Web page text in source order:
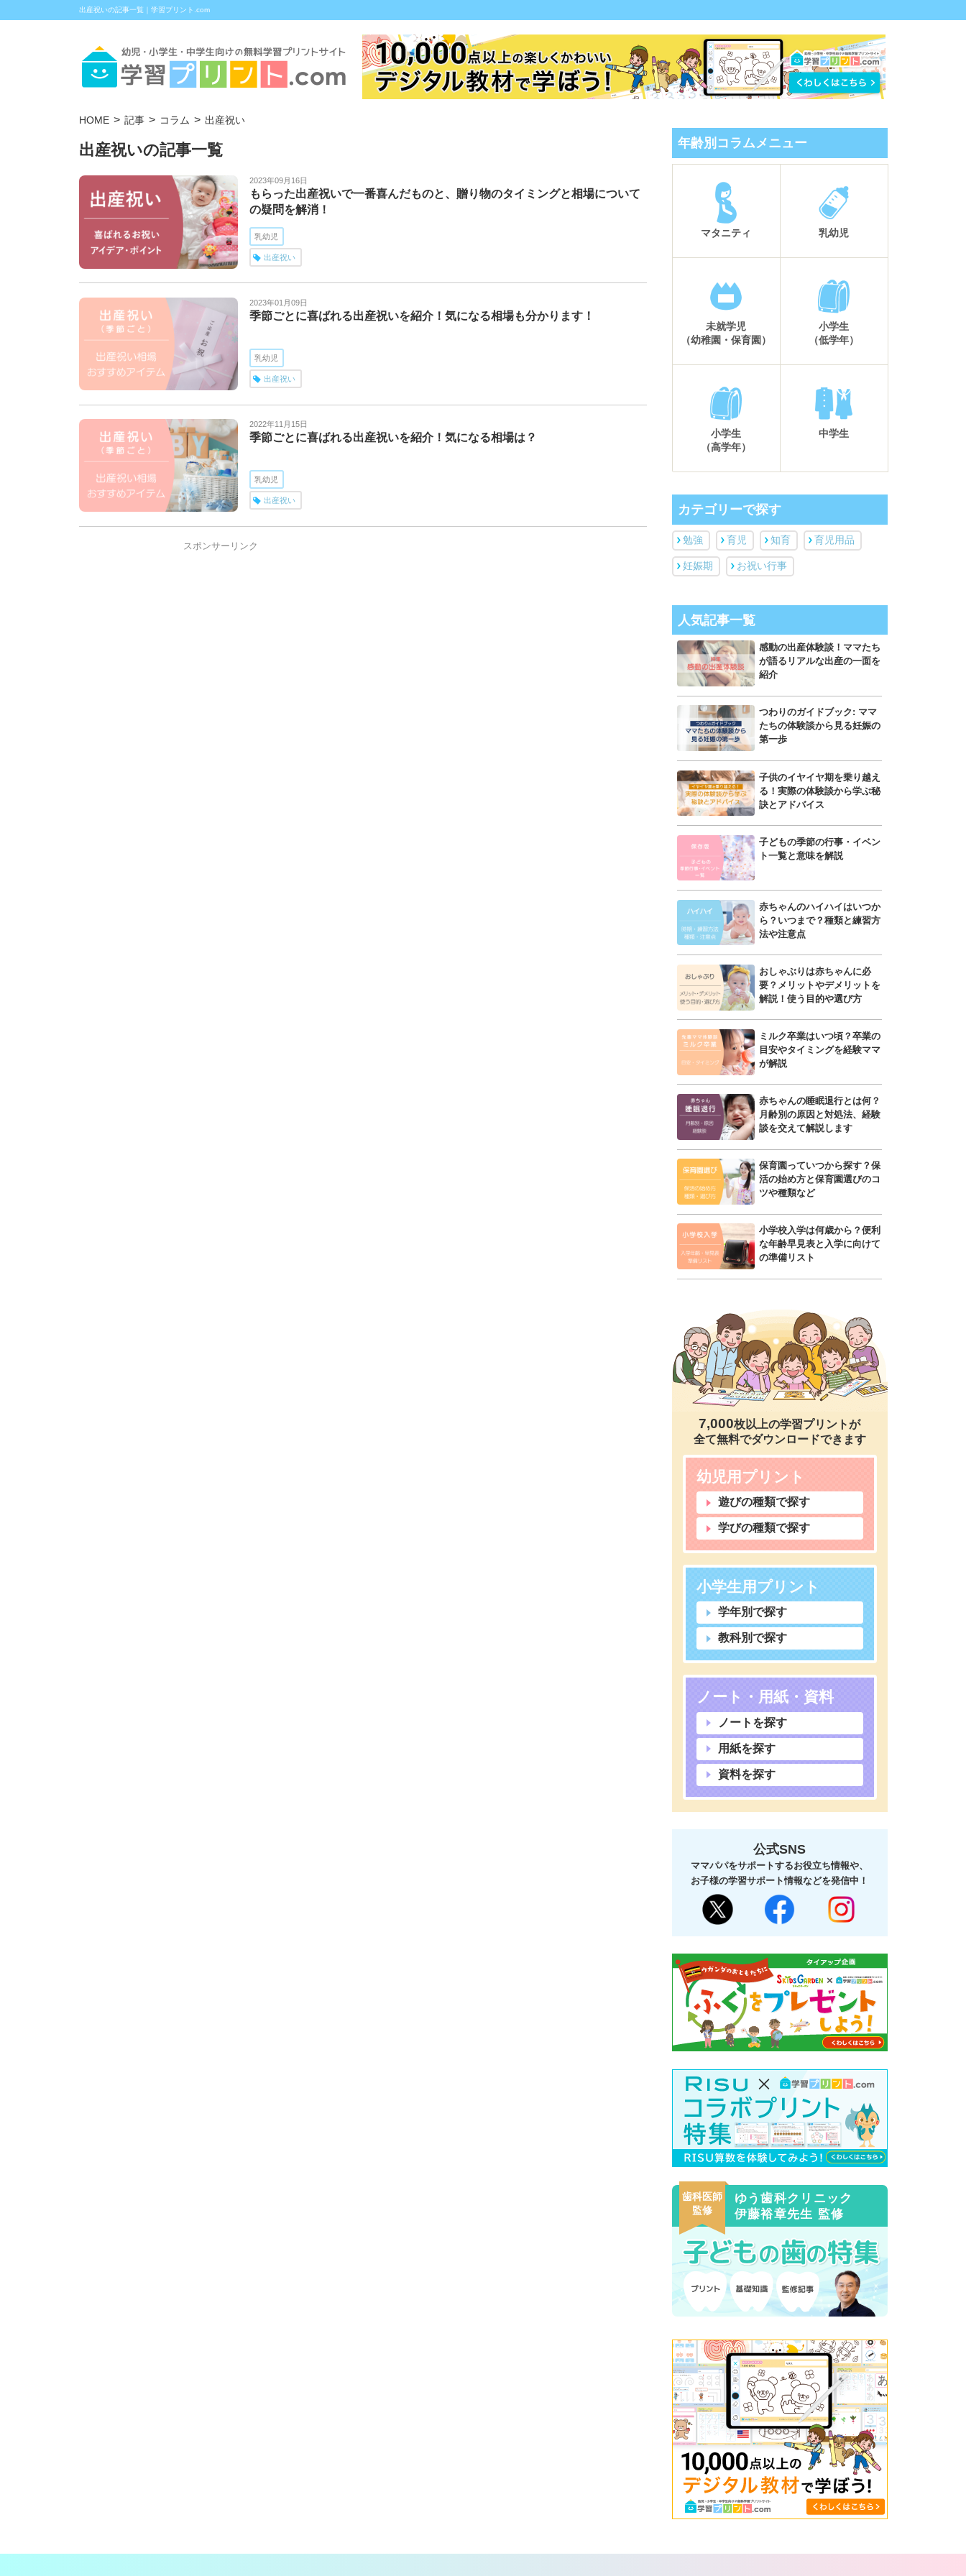
出産祝いの記事一覧｜学習プリント.com
HOME 記事 コラム 出産祝い
出産祝いの記事一覧
2023年09月16日
もらった出産祝いで一番喜んだものと、贈り物のタイミングと相場について
の疑問を解消！
乳幼児
出産祝い
2023年01月09日
季節ごとに喜ばれる出産祝いを紹介！気になる相場も分かります！
乳幼児
出産祝い
2022年11月15日
季節ごとに喜ばれる出産祝いを紹介！気になる相場は？
乳幼児
出産祝い
スポンサーリンク
年齢別コラムメニュー
マタニティ 乳幼児
未就学児
（幼稚園・保育園）
小学生
（低学年）
小学生
（高学年）
中学生
カテゴリーで探す
勉強 育児 知育 育児用品
妊娠期 お祝い行事
人気記事一覧
感動の出産体験談！ママたち
が語るリアルな出産の一面を
紹介
つわりのガイドブック: ママ
たちの体験談から見る妊娠の
第一歩
子供のイヤイヤ期を乗り越え
る！実際の体験談から学ぶ秘
訣とアドバイス
子どもの季節の行事・イベン
ト一覧と意味を解説
赤ちゃんのハイハイはいつか
ら？いつまで？種類と練習方
法や注意点
おしゃぶりは赤ちゃんに必
要？メリットやデメリットを
解説！使う目的や選び方
ミルク卒業はいつ頃？卒業の
目安やタイミングを経験ママ
が解説
赤ちゃんの睡眠退行とは何？
月齢別の原因と対処法、経験
談を交えて解説します
保育園っていつから探す？保
活の始め方と保育園選びのコ
ツや種類など
小学校入学は何歳から？便利
な年齢早見表と入学に向けて
の準備リスト
7,000枚以上の学習プリントが
全て無料でダウンロードできます
幼児用プリント
遊びの種類で探す
学びの種類で探す
小学生用プリント
学年別で探す
教科別で探す
ノート・用紙・資料
ノートを探す
用紙を探す
資料を探す
公式SNS
ママパパをサポートするお役立ち情報や、
お子様の学習サポート情報などを発信中！
歯科医師
監修
ゆう歯科クリニック
伊藤裕章先生 監修